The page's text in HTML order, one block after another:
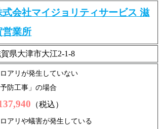
式会社マイジョリティサービス 滋
営業所
県大津市大江2-1-8
アリが発生していない
予防工事」の場合
（税込）
アリや蟻害が発生している